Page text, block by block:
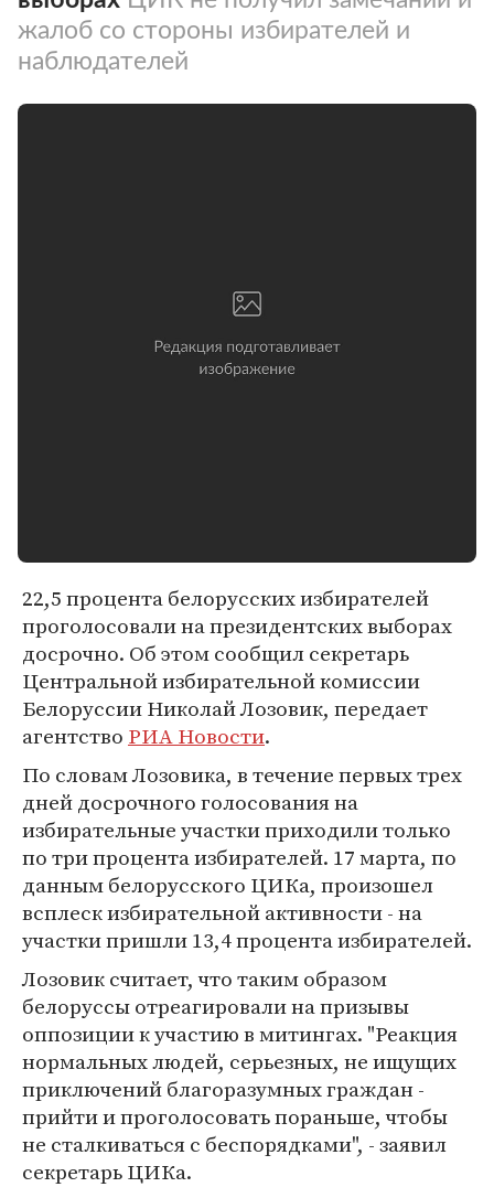
жалоб со стороны избирателей и
наблюдателей
22,5 процента белорусских избирателей
проголосовали на президентских выборах
досрочно. Об этом сообщил секретарь
Центральной избирательной комиссии
Белоруссии Николай Лозовик, передает
агентство РИА Новости.
По словам Лозовика, в течение первых трех
дней досрочного голосования на
избирательные участки приходили только
по три процента избирателей. 17 марта, по
данным белорусского ЦИКа, произошел
всплеск избирательной активности - на
участки пришли 13,4 процента избирателей.
Лозовик считает, что таким образом
белоруссы отреагировали на призывы
оппозиции к участию в митингах. "Реакция
нормальных людей, серьезных, не ищущих
приключений благоразумных граждан -
прийти и проголосовать пораньше, чтобы
не сталкиваться с беспорядками", - заявил
секретарь ЦИКа.